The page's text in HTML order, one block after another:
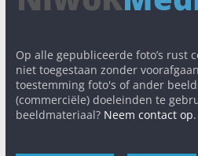
Op alle gepubliceerde foto’s rust
niet toegestaan zonder
toestemming foto's of ander
(commerciële) doeleinden te
beeldmateriaal? Neem contact op.